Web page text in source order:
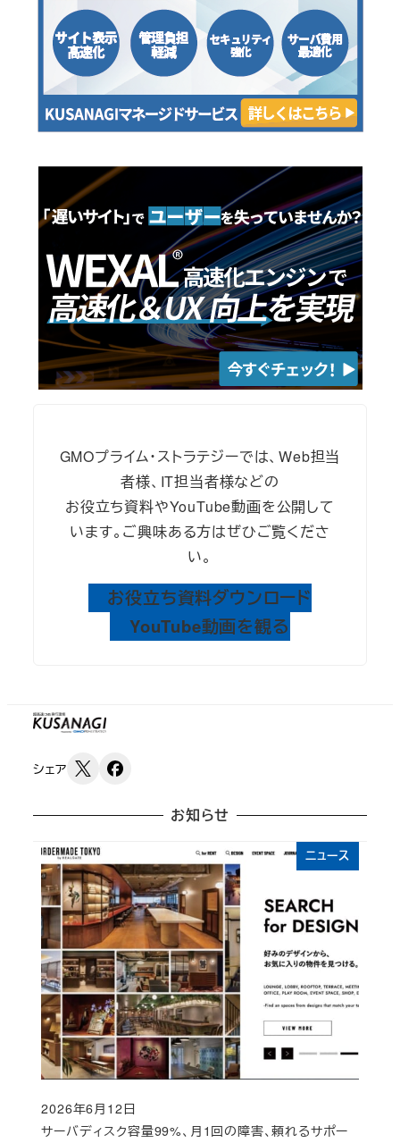
GMOプライム・ストラテジーでは、Web担当
者様、IT担当者様などの
お役立ち資料やYouTube動画を公開して
います。ご興味ある方はぜひご覧くださ
い。
お役立ち資料ダウンロード
YouTube動画を観る
シェア
お知らせ
ニュース
サーバディスク容量99%、月1回の障害、頼れるサポー
Published
2026年6月12日